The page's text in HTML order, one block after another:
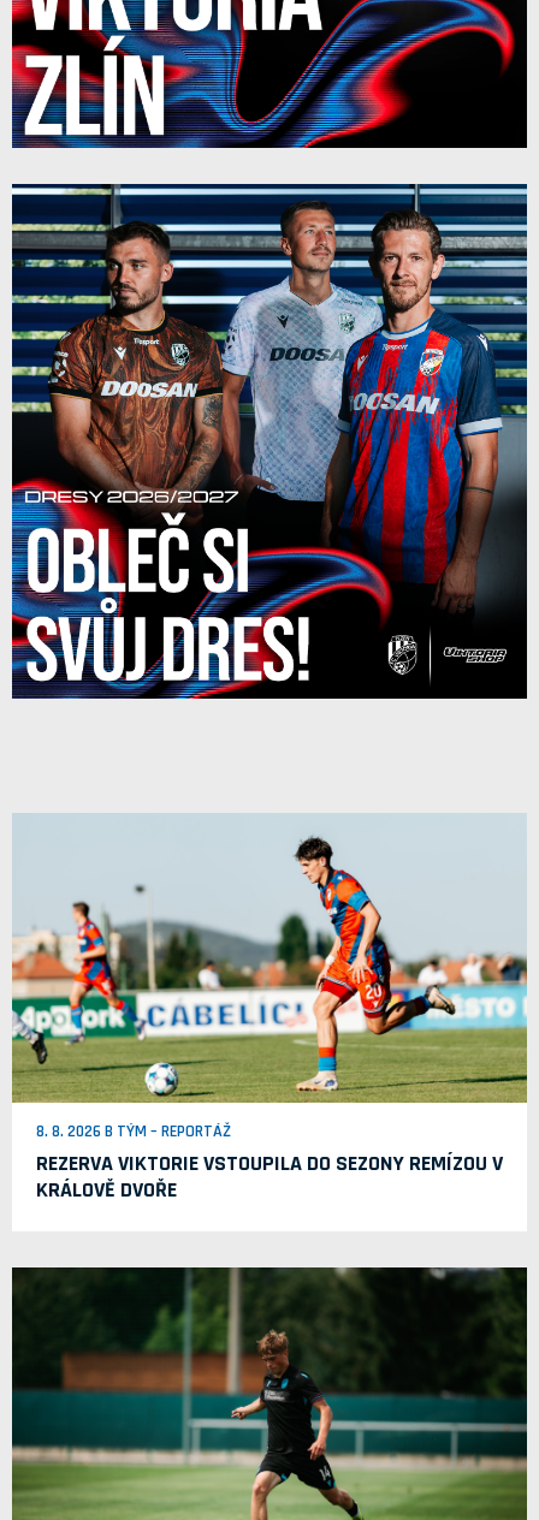
8. 8. 2026 B TÝM – REPORTÁŽ
REZERVA VIKTORIE VSTOUPILA DO SEZONY REMÍZOU V
KRÁLOVĚ DVOŘE